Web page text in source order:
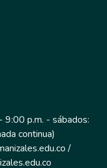
9:00 p.m. - sábados:
continua)
/